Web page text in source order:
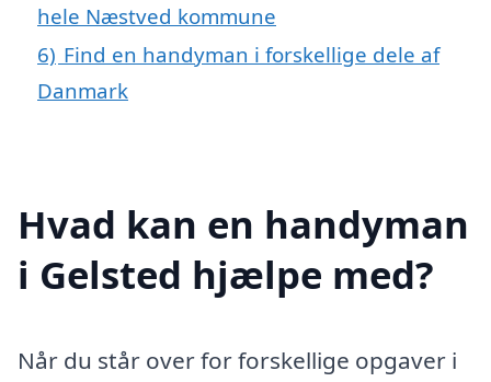
hele Næstved kommune
6) Find en handyman i forskellige dele af
Danmark
Hvad kan en handyman
i Gelsted hjælpe med?
Når du står over for forskellige opgaver i